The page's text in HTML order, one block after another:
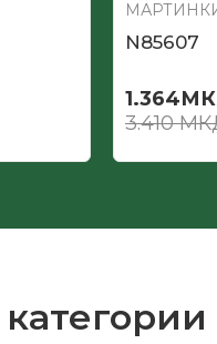
N85607
1.364
3.410